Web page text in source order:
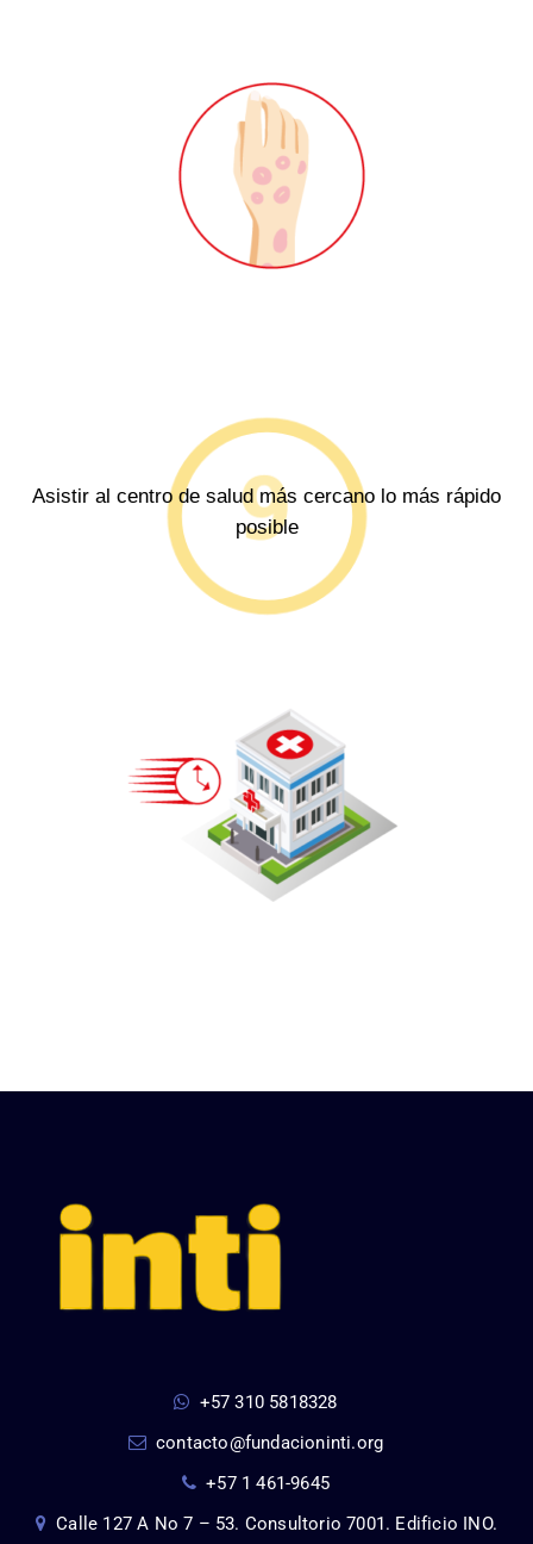
Asistir al centro de salud más cercano lo más rápido
posible
+57 310 5818328
contacto@fundacioninti.org
+57 1 461-9645
Calle 127 A No 7 – 53. Consultorio 7001. Edificio INO.